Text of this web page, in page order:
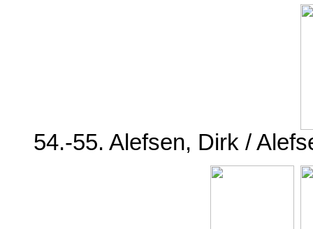
54.-55. Alefsen, Dirk /